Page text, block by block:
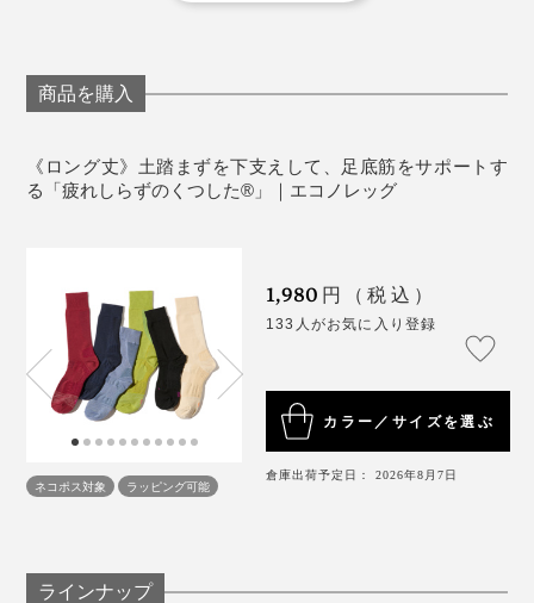
写真左からブラック、ネイビー、デニム、グリーンティ、ベージュ、エンジ
足裏にはロゴ、足の甲には左右の目印として「L」と
「R」が配色で編み込まれ、おしゃれ心をくすぐられま
足の爪が伸びている、乾燥して足の角質が固くなっ
合、生地に穴が開くことがありますのでご注意くだ
さい。
使用感には個人差があります。
商品を購入
《ロング丈》土踏まずを下支えして、足底筋をサポートす
る「疲れしらずのくつした®」｜エコノレッグ
ネコポス対象 ラッピング可能
1,980 円（税込）
133人がお気に入り登録
カラー／サイズを選ぶ
倉庫出荷予定日： 2026年8月7日
ラインナップ